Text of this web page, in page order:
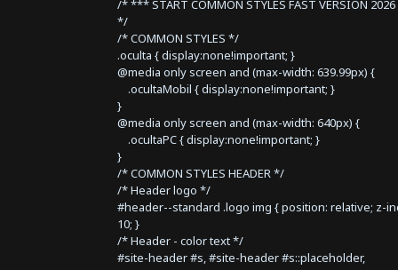
/* *** START COMMON STYLES FAST VERSION
*/
/* COMMON STYLES */
.oculta { display:none!important; }
@media only screen and (max-width: 639.99px) {
.ocultaMobil { display:none!important; }
}
@media only screen and (max-width: 640px) {
.ocultaPC { display:none!important; }
}
/* COMMON STYLES HEADER */
/* Header logo */
#header--standard .logo img { position: relative; z-
10; }
/* Header - color text */
#site-header #s, #site-header #s::placeholder,